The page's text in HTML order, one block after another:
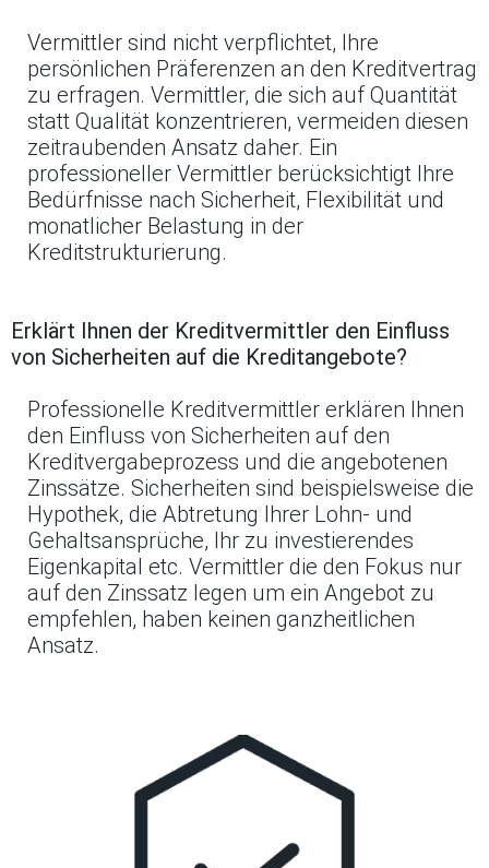
Vermittler sind nicht verpflichtet, Ihre
persönlichen Präferenzen an den Kreditvertrag
zu erfragen. Vermittler, die sich auf Quantität
statt Qualität konzentrieren, vermeiden diesen
zeitraubenden Ansatz daher. Ein
professioneller Vermittler berücksichtigt Ihre
Bedürfnisse nach Sicherheit, Flexibilität und
monatlicher Belastung in der
Kreditstrukturierung.
Erklärt Ihnen der Kreditvermittler den Einfluss
von Sicherheiten auf die Kreditangebote?
Professionelle Kreditvermittler erklären Ihnen
den Einfluss von Sicherheiten auf den
Kreditvergabeprozess und die angebotenen
Zinssätze. Sicherheiten sind beispielsweise die
Hypothek, die Abtretung Ihrer Lohn- und
Gehaltsansprüche, Ihr zu investierendes
Eigenkapital etc. Vermittler die den Fokus nur
auf den Zinssatz legen um ein Angebot zu
empfehlen, haben keinen ganzheitlichen
Ansatz.